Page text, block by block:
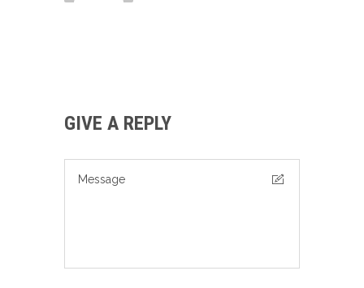
GIVE A REPLY